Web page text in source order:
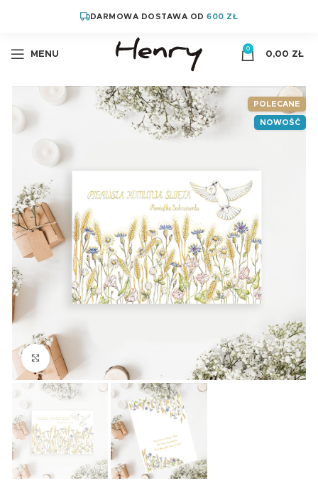
DARMOWA DOSTAWA OD600 ZŁ
MENU
0
0,00 ZŁ
POLECANE
NOWOŚĆ
Kliknij aby powiększyć